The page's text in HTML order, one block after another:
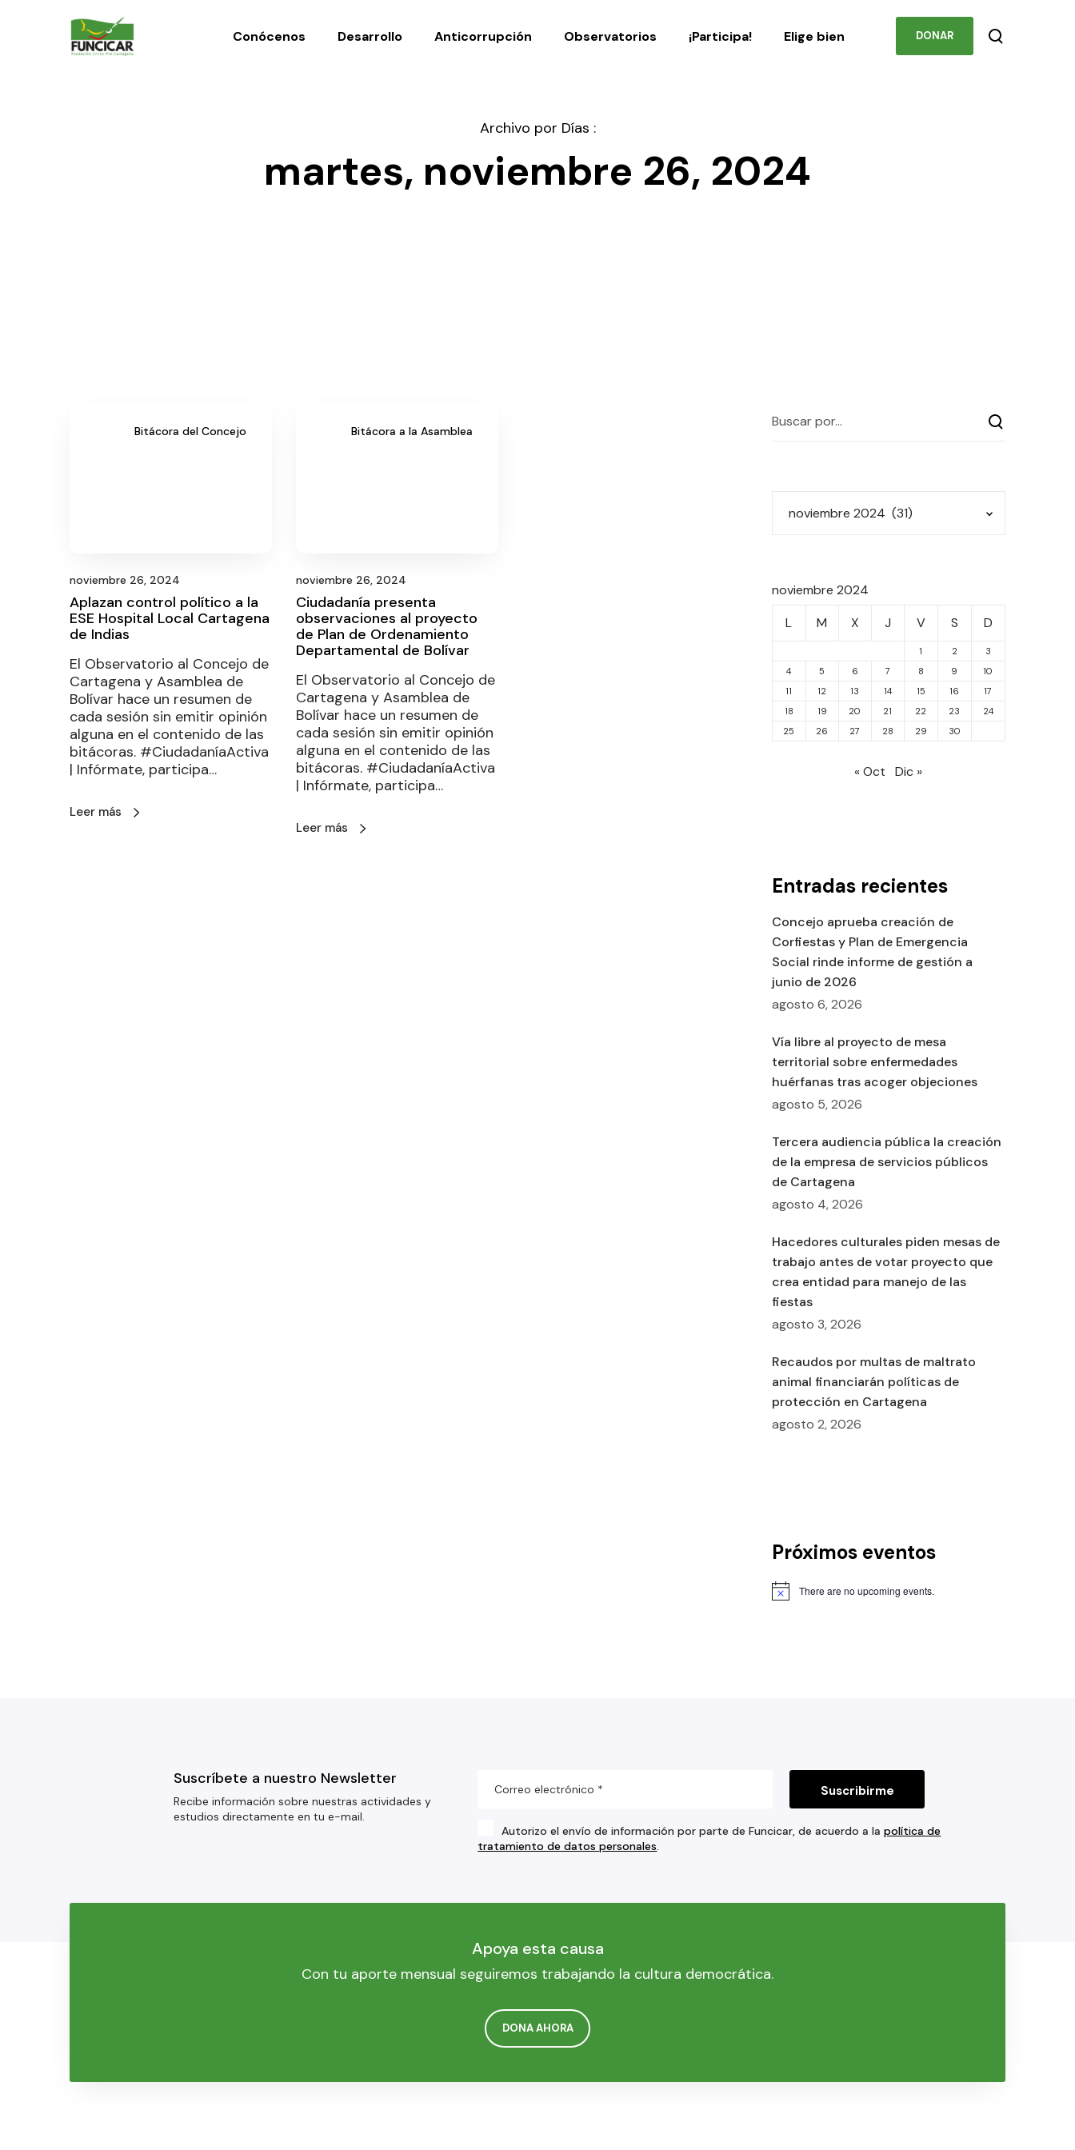
Conócenos Desarrollo Anticorrupción Observatorios ¡Participa! Elige bien DONAR
Archivo por Días :
martes, noviembre 26, 2024
Bitácora del Concejo
noviembre 26, 2024
Aplazan control político a la
ESE Hospital Local Cartagena
de Indias
El Observatorio al Concejo de
Cartagena y Asamblea de
Bolívar hace un resumen de
cada sesión sin emitir opinión
alguna en el contenido de las
bitácoras. #CiudadaníaActiva
| Infórmate, participa…
Leer más
Bitácora a la Asamblea
noviembre 26, 2024
Ciudadanía presenta
observaciones al proyecto
de Plan de Ordenamiento
Departamental de Bolívar
El Observatorio al Concejo de
Cartagena y Asamblea de
Bolívar hace un resumen de
cada sesión sin emitir opinión
alguna en el contenido de las
bitácoras. #CiudadaníaActiva
| Infórmate, participa…
Leer más
noviembre 2024
L
M X J V S D
1 2
3
4
5 6 7 8 9
10
11
12 13 14 15 16
17
18
19 20 21 22 23
24
25
26 27 28 29 30
« Oct Dic »
Entradas recientes
Concejo aprueba creación de
Corfiestas y Plan de Emergencia
Social rinde informe de gestión a
junio de 2026
agosto 6, 2026
Vía libre al proyecto de mesa
territorial sobre enfermedades
huérfanas tras acoger objeciones
agosto 5, 2026
Tercera audiencia pública la creación
de la empresa de servicios públicos
de Cartagena
agosto 4, 2026
Hacedores culturales piden mesas de
trabajo antes de votar proyecto que
crea entidad para manejo de las
fiestas
agosto 3, 2026
Recaudos por multas de maltrato
animal financiarán políticas de
protección en Cartagena
agosto 2, 2026
Próximos eventos
There are no upcoming events.
Suscríbete a nuestro Newsletter
Recibe información sobre nuestras actividades y
estudios directamente en tu e-mail.
Autorizo el envío de información por parte de Funcicar, de acuerdo a lapolítica de
tratamiento de datos personales.
Apoya esta causa
Con tu aporte mensual seguiremos trabajando la cultura democrática.
DONA AHORA